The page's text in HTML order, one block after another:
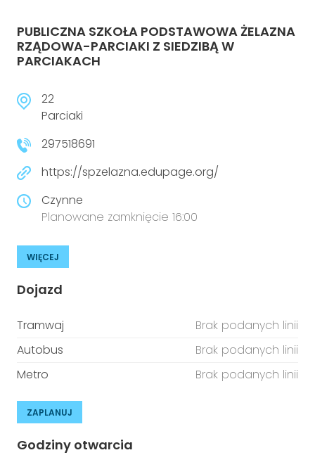
PUBLICZNA SZKOŁA PODSTAWOWA ŻELAZNA
RZĄDOWA-PARCIAKI Z SIEDZIBĄ W
PARCIAKACH
22
Parciaki
297518691
https://spzelazna.edupage.org/
Czynne
Planowane zamknięcie 16:00
WIĘCEJ
Dojazd
Tramwaj
Brak podanych linii
Autobus
Brak podanych linii
Metro
Brak podanych linii
ZAPLANUJ
Godziny otwarcia